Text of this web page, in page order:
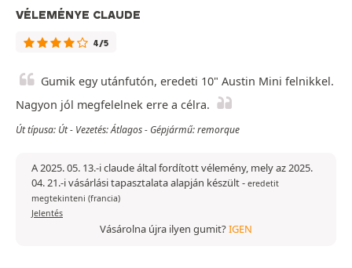
VÉLEMÉNYE CLAUDE
4/5
Gumik egy utánfutón, eredeti 10" Austin Mini felnikkel.
Nagyon jól megfelelnek erre a célra.
Út típusa: Út - Vezetés: Átlagos - Gépjármű: remorque
A 2025. 05. 13.-i claude által fordított vélemény, mely az 2025.
04. 21.-i vásárlási tapasztalata alapján készült- eredetit
megtekinteni (francia)
Jelentés
Vásárolna újra ilyen gumit?IGEN